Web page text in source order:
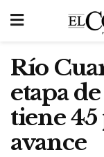
Río
etapa
tiene
avance